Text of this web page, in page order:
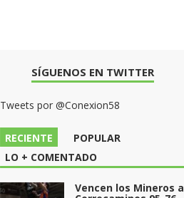
SÍGUENOS EN TWITTER
Tweets por @Conexion58
RECIENTE
POPULAR
LO + COMENTADO
Vencen los Mineros a